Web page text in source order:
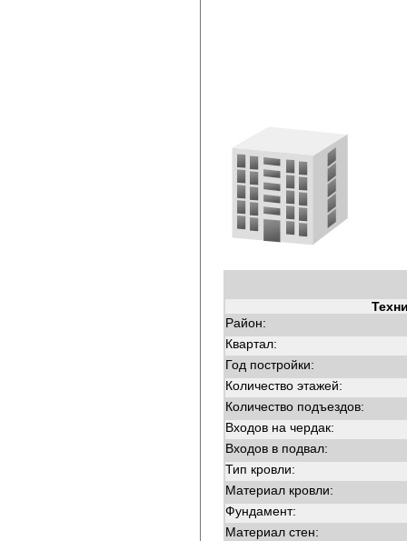
Район:
Квартал:
Год постройки:
Количество этажей:
Количество подъездов:
Входов на чердак:
Входов в подвал:
Тип кровли:
Материал кровли:
Фундамент:
Материал стен: